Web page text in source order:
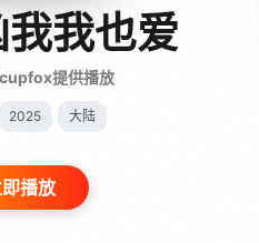
我也爱
提供播放
2025 大陆
播放